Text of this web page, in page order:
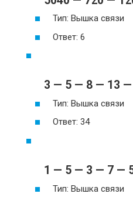
Тип: Вышка связи
Ответ: 6
3 — 5 — 8 — 13 —
Тип: Вышка связи
Ответ: 34
1 — 5 — 3 — 7 —
Тип: Вышка связи